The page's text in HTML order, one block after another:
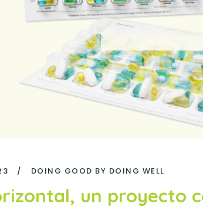
/ DOING GOOD BY DOING WELL
un proyecto